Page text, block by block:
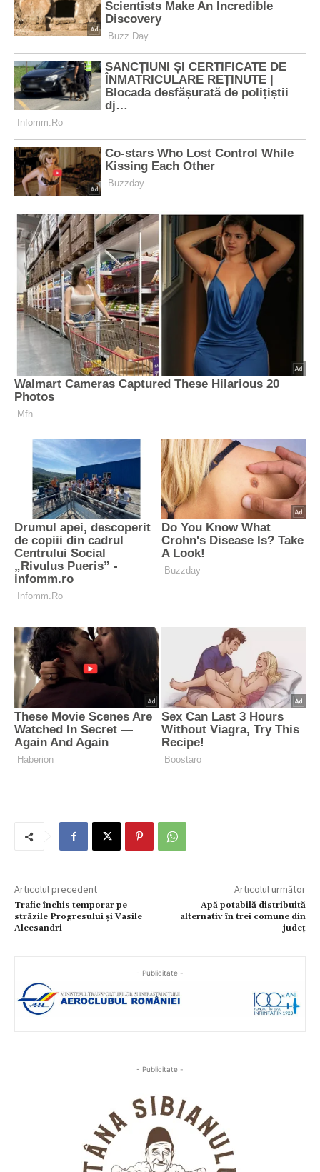
Articolul precedent
Trafic închis temporar pe
străzile Progresului și Vasile
Alecsandri
Articolul următor
Apă potabilă distribuită
alternativ în trei comune din
județ
- Publicitate -
- Publicitate -